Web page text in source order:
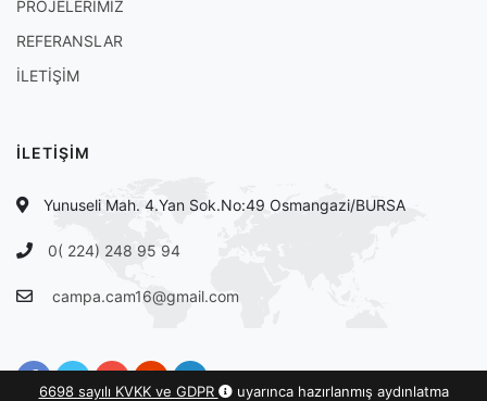
PROJELERİMİZ
REFERANSLAR
İLETİŞİM
İLETİŞİM
Yunuseli Mah. 4.Yan Sok.No:49 Osmangazi/BURSA
0( 224) 248 95 94
campa.cam16@gmail.com
6698 sayılı KVKK ve GDPR uyarınca hazırlanmış aydınlatma